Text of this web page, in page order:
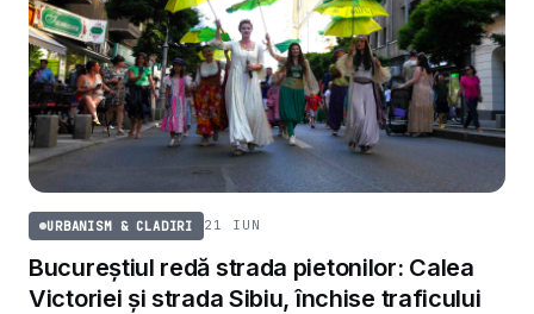
URBANISM & CLADIRI 21 IUN
Bucureștiul redă strada pietonilor: Calea
Victoriei și strada Sibiu, închise traficului